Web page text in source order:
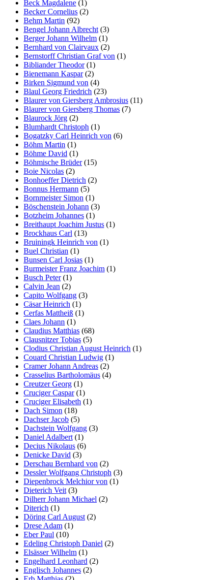
Beck Magdalene (1)
Becker Cornelius (2)
Behm Martin (92)
Bengel Johann Albrecht (3)
Berger Johann Wilhelm (1)
Bernhard von Clairvaux (2)
Bernstorff Christian Graf von (1)
Bibliander Theodor(1)
Bienemann Kaspar(2)
Birken Sigmund von (4)
Blaul Georg Friedrich (23)
Blaurer von Giersberg Ambrosius (11)
Blaurer von Giersberg Thomas (7)
Blaurock Jörg (2)
Blumhardt Christoph (1)
Bogatzky Carl Heinrich von (6)
Böhm Martin (1)
Böhme David (1)
Böhmische Brüder(15)
Boie Nicolas (2)
Bonhoeffer Dietrich (2)
Bonnus Hermann (5)
Bornmeister Simon (1)
Böschenstein Johann (3)
Botzheim Johannes (1)
Breithaupt Joachim Justus (1)
Brockhaus Carl (13)
Bruiningk Heinrich von (1)
Buel Christian (1)
Bunsen Carl Josias (1)
Burmeister Franz Joachim (1)
Busch Peter(1)
Calvin Jean (2)
Capito Wolfgang (3)
Cäsar Heinrich (1)
Cerfas Mattheiß (1)
Claes Johann (1)
Claudius Matthias (68)
Clausnitzer Tobias (5)
Clodius Christian August Heinrich (1)
Couard Christian Ludwig (1)
Cramer Johann Andreas (2)
Crasselius Bartholomäus (4)
Creutzer Georg (1)
Cruciger Caspar(1)
Cruciger Elisabeth (1)
Dach Simon (18)
Dachser Jacob (5)
Dachstein Wolfgang (3)
Daniel Adalbert (1)
Decius Nikolaus (6)
Denicke David (3)
Derschau Bernhard von (2)
Dessler Wolfgang Christoph (3)
Diepenbrock Melchior von (1)
Dieterich Veit (3)
Dilherr Johann Michael (2)
Diterich (1)
Döring Carl August (2)
Drese Adam (1)
Eber Paul (10)
Edeling Christoph Daniel (2)
Elsässer Wilhelm (1)
Engelhard Leonhard (2)
Englisch Johannes (2)